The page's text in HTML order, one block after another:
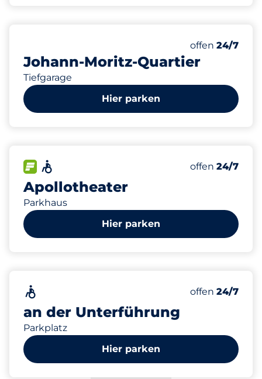
Johann-Moritz-Quartier
Tiefgarage
Anzahl der
Gesamtplätze
Samstag
offen 24/7
Hier parken
Apollotheater
Parkhaus
FLOW verfügbar Anzahl der
Gesamtplätze
Samstag
offen 24/7
Hier parken
an der Unterführung
Parkplatz
Anzahl der
Gesamtplätze
Samstag
offen 24/7
Hier parken